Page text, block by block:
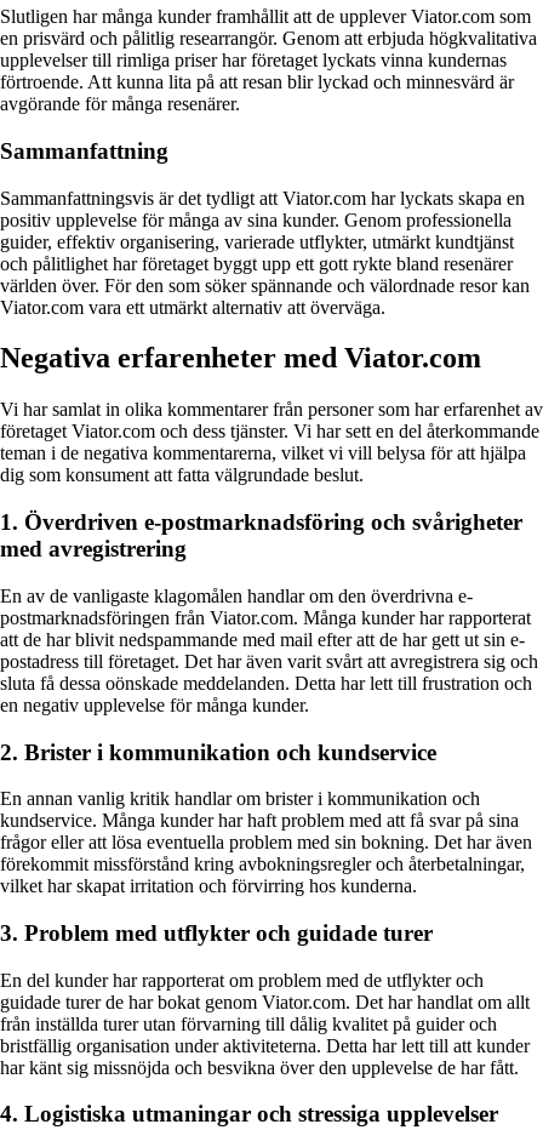
Slutligen har många kunder framhållit att de upplever Viator.com som
en prisvärd och pålitlig researrangör. Genom att erbjuda högkvalitativa
upplevelser till rimliga priser har företaget lyckats vinna kundernas
förtroende. Att kunna lita på att resan blir lyckad och minnesvärd är
avgörande för många resenärer.
Sammanfattning
Sammanfattningsvis är det tydligt att Viator.com har lyckats skapa en
positiv upplevelse för många av sina kunder. Genom professionella
guider, effektiv organisering, varierade utflykter, utmärkt kundtjänst
och pålitlighet har företaget byggt upp ett gott rykte bland resenärer
världen över. För den som söker spännande och välordnade resor kan
Viator.com vara ett utmärkt alternativ att överväga.
Negativa erfarenheter med Viator.com
Vi har samlat in olika kommentarer från personer som har erfarenhet av
företaget Viator.com och dess tjänster. Vi har sett en del återkommande
teman i de negativa kommentarerna, vilket vi vill belysa för att hjälpa
dig som konsument att fatta välgrundade beslut.
1. Överdriven e-postmarknadsföring och svårigheter
med avregistrering
En av de vanligaste klagomålen handlar om den överdrivna e-
postmarknadsföringen från Viator.com. Många kunder har rapporterat
att de har blivit nedspammande med mail efter att de har gett ut sin e-
postadress till företaget. Det har även varit svårt att avregistrera sig och
sluta få dessa oönskade meddelanden. Detta har lett till frustration och
en negativ upplevelse för många kunder.
2. Brister i kommunikation och kundservice
En annan vanlig kritik handlar om brister i kommunikation och
kundservice. Många kunder har haft problem med att få svar på sina
frågor eller att lösa eventuella problem med sin bokning. Det har även
förekommit missförstånd kring avbokningsregler och återbetalningar,
vilket har skapat irritation och förvirring hos kunderna.
3. Problem med utflykter och guidade turer
En del kunder har rapporterat om problem med de utflykter och
guidade turer de har bokat genom Viator.com. Det har handlat om allt
från inställda turer utan förvarning till dålig kvalitet på guider och
bristfällig organisation under aktiviteterna. Detta har lett till att kunder
har känt sig missnöjda och besvikna över den upplevelse de har fått.
4. Logistiska utmaningar och stressiga upplevelser